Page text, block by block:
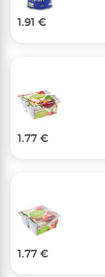
1.91 €
1.77 €
1.77 €